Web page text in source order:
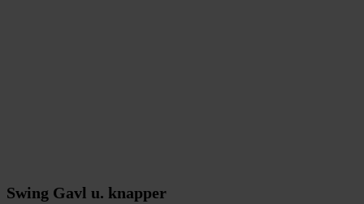
Swing Gavl u. knapper